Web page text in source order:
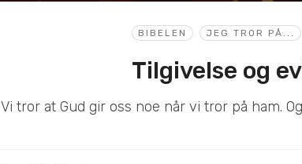
BIBELEN JEG TROR PÅ...
Tilgivelse og
Vi tror at Gud gir oss noe når vi tror på ham.